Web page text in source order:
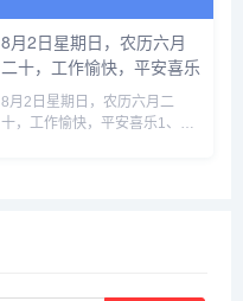
8月2日星期日，农历六月
二十，工作愉快，平安喜乐
8月2日星期日，农历六月二
十，工作愉快，平安喜乐1、3